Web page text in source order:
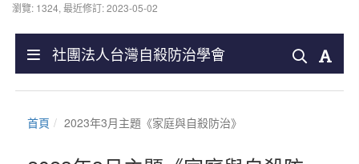
瀏覽: 1324, 最近修訂: 2023-05-02